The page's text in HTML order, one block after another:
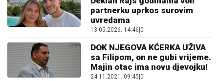
partnerku uprkos surovim
uvredama
13.05.2026. 14:46 0
DOK NJEGOVA KĆERKA UŽIVA
sa Filipom, on ne gubi vrijeme.
Majin otac ima novu djevojku!
24.11.2021. 09:45 0